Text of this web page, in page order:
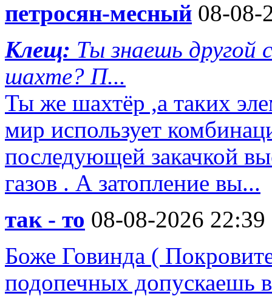
петросян-месный 08-08-
Клещ: Ты знаешь
шахте? П...
Ты же шахтёр ,а таких
мир использует
последующей закачкой
газов . А затопление вы...
так - то 08-08-2026 22:39
Боже Говинда (
подопечных допускаешь